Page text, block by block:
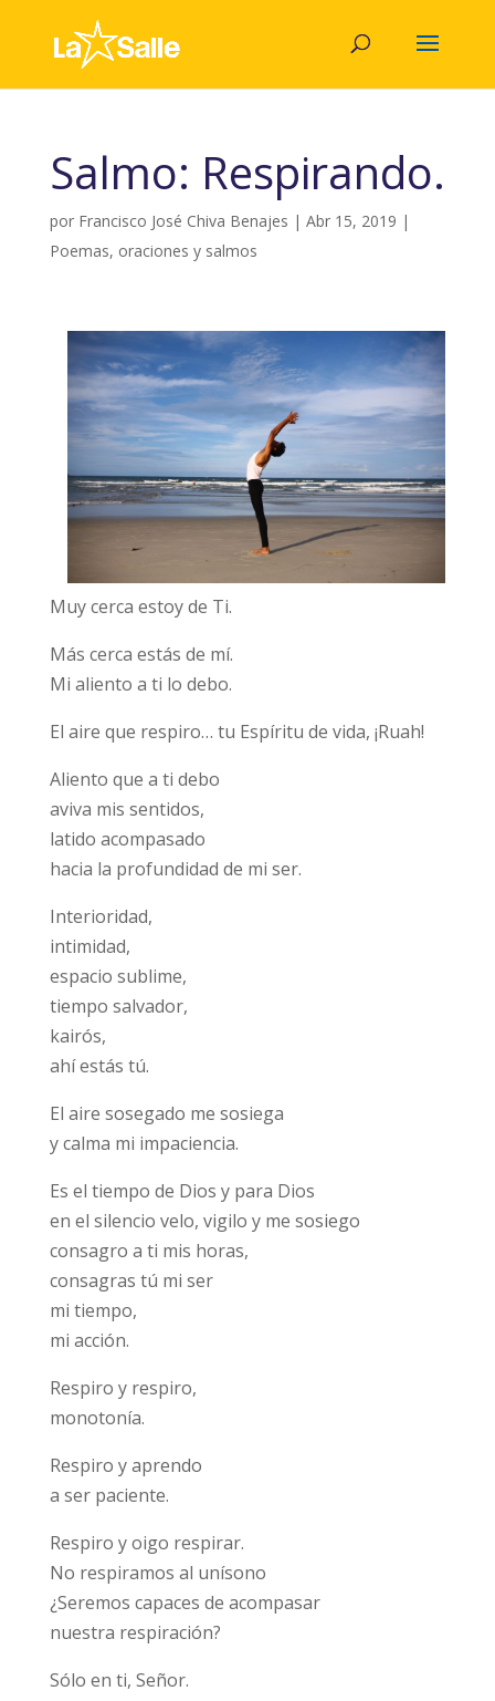
Salmo: Respirando.
por Francisco José Chiva Benajes | Abr 15, 2019 |
Poemas, oraciones y salmos
Muy cerca estoy de Ti.
Más cerca estás de mí.
Mi aliento a ti lo debo.
El aire que respiro… tu Espíritu de vida, ¡Ruah!
Aliento que a ti debo
aviva mis sentidos,
latido acompasado
hacia la profundidad de mi ser.
Interioridad,
intimidad,
espacio sublime,
tiempo salvador,
kairós,
ahí estás tú.
El aire sosegado me sosiega
y calma mi impaciencia.
Es el tiempo de Dios y para Dios
en el silencio velo, vigilo y me sosiego
consagro a ti mis horas,
consagras tú mi ser
mi tiempo,
mi acción.
Respiro y respiro,
monotonía.
Respiro y aprendo
a ser paciente.
Respiro y oigo respirar.
No respiramos al unísono
¿Seremos capaces de acompasar
nuestra respiración?
Sólo en ti, Señor.